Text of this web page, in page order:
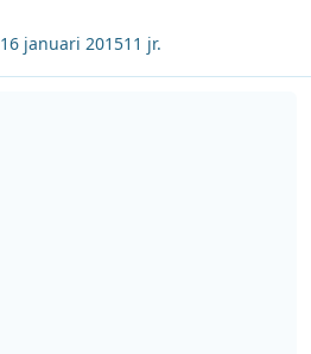
16 januari 201511 jr.